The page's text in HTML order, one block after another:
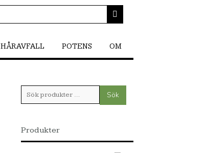
HÅRAVFALL POTENS OM
Sök
efter:
Sök
Produkter